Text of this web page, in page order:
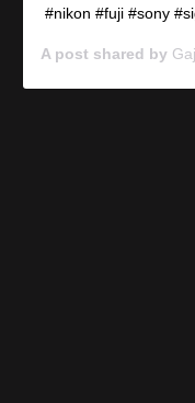
#nikon #fuji #sony
A post shared by